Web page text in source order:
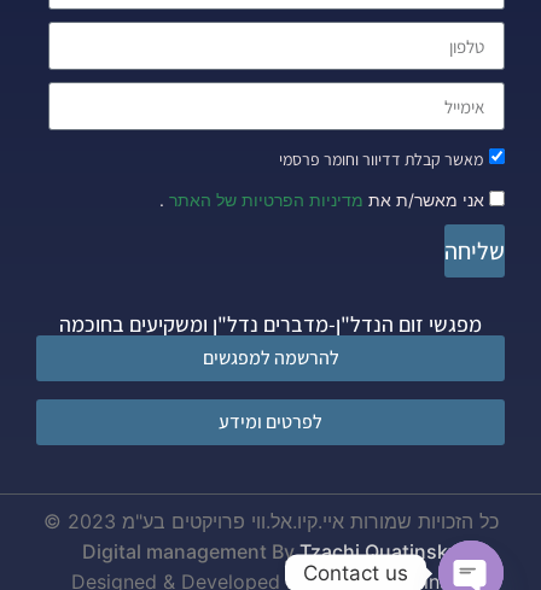
מאשר קבלת דדיוור וחומר פרסמי
אני מאשר/ת את מדיניות הפרטיות של האתר .
שליחה
מפגשי זום הנדל"ן-מדברים נדל"ן ומשקיעים בחוכמה
להרשמה למפגשים
לפרטים ומידע
כל הזכויות שמורות איי.קיו.אל.ווי פרויקטים בע"מ 2023 ©
Digital management By Tzachi Quatinsky
Designed & Developed By Tzachi Quatinsky
Contact us